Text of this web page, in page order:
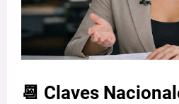
📆 Claves